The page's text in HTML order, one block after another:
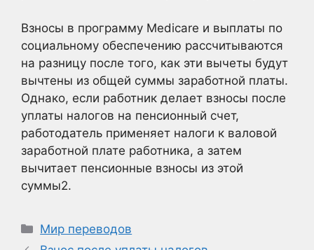
Взносы в программу Medicare и выплаты по
социальному обеспечению рассчитываются
на разницу после того, как эти вычеты будут
вычтены из общей суммы заработной платы.
Однако, если работник делает взносы после
уплаты налогов на пенсионный счет,
работодатель применяет налоги к валовой
заработной плате работника, а затем
вычитает пенсионные взносы из этой
суммы2.
Рубрики
Мир переводов